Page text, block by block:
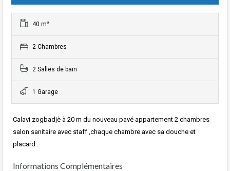
40 m²
2 Chambres
2 Salles de bain
1 Garage
Calavi zogbadjè à 20 m du nouveau pavé appartement 2 chambres
salon sanitaire avec staff ,chaque chambre avec sa douche et
placard .
Informations Complémentaires